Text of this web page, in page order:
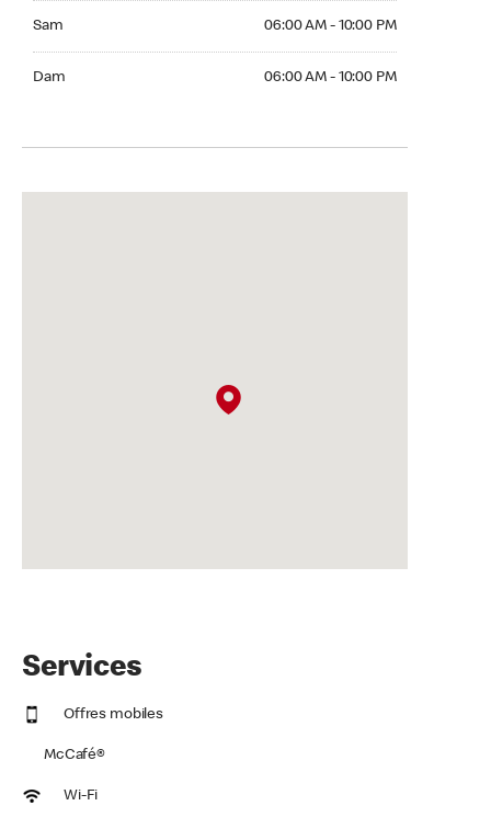
Sam 06:00 AM - 10:00 PM
Dam 06:00 AM - 10:00 PM
Services
Offres mobiles
McCafé®
Wi-Fi